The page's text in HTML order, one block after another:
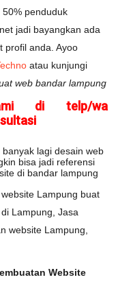
penduduk
jadi bayangkan ada
profil anda. Ayoo
atau kunjungi
web bandar lampung
di telp/wa
lagi desain web
bisa jadi referensi
di bandar lampung
Lampung buat
Lampung, Jasa
website Lampung,
Website